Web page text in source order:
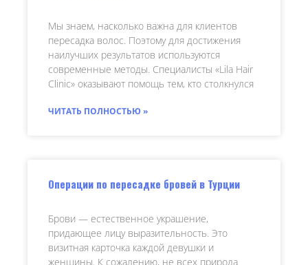
Мы знаем, насколько важна для клиентов
пересадка волос. Поэтому для достижения
наилучших результатов используются
современные методы. Специалисты «Lila Hair
Clinic» оказывают помощь тем, кто столкнулся
ЧИТАТЬ ПОЛНОСТЬЮ »
Операции по пересадке бровей в Турции
Брови — естественное украшение,
придающее лицу выразительность. Это
визитная карточка каждой девушки и
женщины. К сожалению, не всех природа